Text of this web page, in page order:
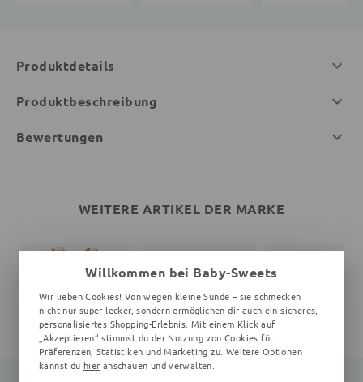
Produktdetails
Produktbeschreibung
Bewertungen
WEITERE ARTIKEL DER MARKE
Willkommen bei Baby-Sweets
Wir lieben Cookies! Von wegen kleine Sünde – sie schmecken
nicht nur super lecker, sondern ermöglichen dir auch ein sicheres,
personalisiertes Shopping-Erlebnis. Mit einem Klick auf
„Akzeptieren“ stimmst du der Nutzung von Cookies für
Präferenzen, Statistiken und Marketing zu. Weitere Optionen
kannst du hier anschauen und verwalten.